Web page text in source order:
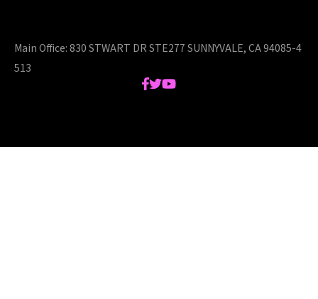
Main Office: 830 STWART DR STE277 SUNNYVALE, CA 94085-4
513